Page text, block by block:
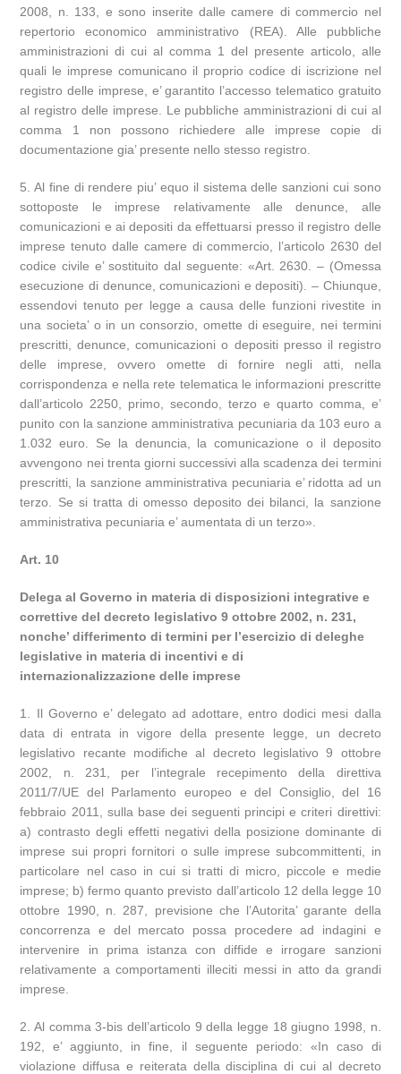
2008, n. 133, e sono inserite dalle camere di commercio nel
repertorio economico amministrativo (REA). Alle pubbliche
amministrazioni di cui al comma 1 del presente articolo, alle
quali le imprese comunicano il proprio codice di iscrizione nel
registro delle imprese, e’ garantito l’accesso telematico gratuito
al registro delle imprese. Le pubbliche amministrazioni di cui al
comma 1 non possono richiedere alle imprese copie di
documentazione gia’ presente nello stesso registro.
5. Al fine di rendere piu’ equo il sistema delle sanzioni cui sono
sottoposte le imprese relativamente alle denunce, alle
comunicazioni e ai depositi da effettuarsi presso il registro delle
imprese tenuto dalle camere di commercio, l’articolo 2630 del
codice civile e’ sostituito dal seguente: «Art. 2630. – (Omessa
esecuzione di denunce, comunicazioni e depositi). – Chiunque,
essendovi tenuto per legge a causa delle funzioni rivestite in
una societa’ o in un consorzio, omette di eseguire, nei termini
prescritti, denunce, comunicazioni o depositi presso il registro
delle imprese, ovvero omette di fornire negli atti, nella
corrispondenza e nella rete telematica le informazioni prescritte
dall’articolo 2250, primo, secondo, terzo e quarto comma, e’
punito con la sanzione amministrativa pecuniaria da 103 euro a
1.032 euro. Se la denuncia, la comunicazione o il deposito
avvengono nei trenta giorni successivi alla scadenza dei termini
prescritti, la sanzione amministrativa pecuniaria e’ ridotta ad un
terzo. Se si tratta di omesso deposito dei bilanci, la sanzione
amministrativa pecuniaria e’ aumentata di un terzo».
Art. 10
Delega al Governo in materia di disposizioni integrative e
correttive del decreto legislativo 9 ottobre 2002, n. 231,
nonche’ differimento di termini per l’esercizio di deleghe
legislative in materia di incentivi e di
internazionalizzazione delle imprese
1. Il Governo e’ delegato ad adottare, entro dodici mesi dalla
data di entrata in vigore della presente legge, un decreto
legislativo recante modifiche al decreto legislativo 9 ottobre
2002, n. 231, per l’integrale recepimento della direttiva
2011/7/UE del Parlamento europeo e del Consiglio, del 16
febbraio 2011, sulla base dei seguenti principi e criteri direttivi:
a) contrasto degli effetti negativi della posizione dominante di
imprese sui propri fornitori o sulle imprese subcommittenti, in
particolare nel caso in cui si tratti di micro, piccole e medie
imprese; b) fermo quanto previsto dall’articolo 12 della legge 10
ottobre 1990, n. 287, previsione che l’Autorita’ garante della
concorrenza e del mercato possa procedere ad indagini e
intervenire in prima istanza con diffide e irrogare sanzioni
relativamente a comportamenti illeciti messi in atto da grandi
imprese.
2. Al comma 3-bis dell’articolo 9 della legge 18 giugno 1998, n.
192, e’ aggiunto, in fine, il seguente periodo: «In caso di
violazione diffusa e reiterata della disciplina di cui al decreto